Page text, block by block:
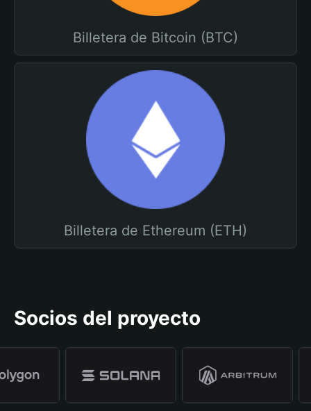
Billetera de Bitcoin (BTC)
Billetera de Ethereum (ETH)
Socios del proyecto